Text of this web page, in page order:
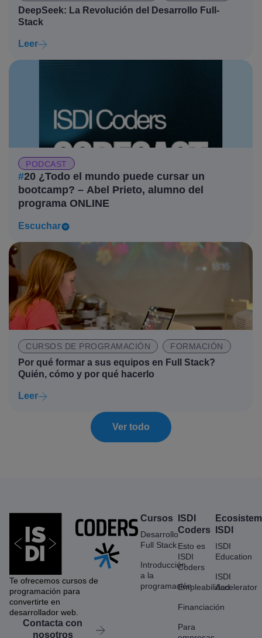
DeepSeek: La Revolución del Desarrollo Full-
Stack
Leer
PODCAST
#20 ¿Todo el mundo puede cursar un
bootcamp? – Abel Prieto, alumno del
programa ONLINE
Escuchar
CURSOS DE PROGRAMACIÓN FORMACIÓN
Por qué formar a sus equipos en Full Stack?
Quién, cómo y por qué hacerlo
Leer
Ver todo
Te ofrecemos cursos de
programación para
convertirte en
desarrollador web.
Contacta con
nosotros
Cursos
Desarrollo
Full Stack
Introducción
a la
programación
ISDI
Coders
Esto es
ISDI
Coders
Empleabilidad
Financiación
Para
ISDI
ISDI
Education
ISDI
Accelerator